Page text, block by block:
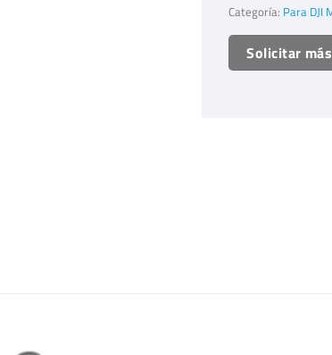
Categoría: Para DJI
Solicitar